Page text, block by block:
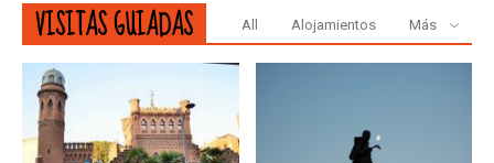
VISITAS GUIADAS All Alojamientos Más